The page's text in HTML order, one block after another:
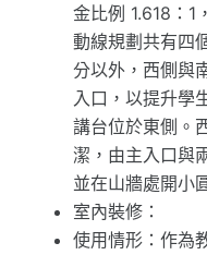
金比例 1.618：1
動線規劃共有四
分以外，西側與
入口，以提升學
講台位於東側。
潔，由主入口與
並在山牆處開小
室內裝修：
使用情形：作為